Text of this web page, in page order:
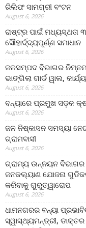
ରିଲିଫ ସାମଗ୍ରୀ ବଂଟନ
August 6, 2026
ରାଷ୍ଟ୍ର ପାଇଁ ମଧ୍ୟସ୍ଥତା
ସୌହାର୍ଦ୍ଦ୍ୟପୂର୍ଣ୍ଣ ସମାଧାନ
August 6, 2026
ଜଳସମ୍ପଦ ବିଭାଗର
ଭାଙ୍ଗିଲା ଗାର୍ଡ ୱାଲ,
August 6, 2026
ବନ୍ୟାରେ ପ୍ରମୁଖ ସଡ଼କ
August 6, 2026
ଜଳ ନିଷ୍କାସନ ସମସ୍ୟା
ଗ୍ରାମବାସୀ
August 6, 2026
ଗ୍ରାମ୍ୟ ଉନ୍ନୟନ
ଜନକଲ୍ୟାଣ ଯୋଜନା
କରିବାକୁ ଗୁରୁତ୍ୱାରୋପ
August 6, 2026
ଧାମନଗରର ବନ୍ୟା
ସ୍ୱାସ୍ଥ୍ୟମନ୍ତ୍ରୀ,